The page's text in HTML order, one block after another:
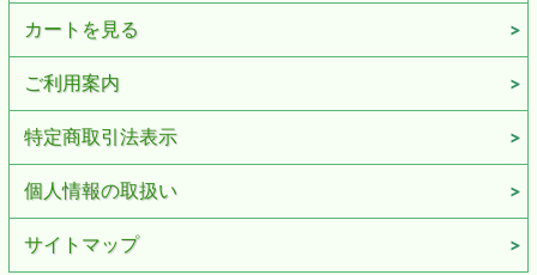
カートを見る
ご利用案内
特定商取引法表示
個人情報の取扱い
サイトマップ